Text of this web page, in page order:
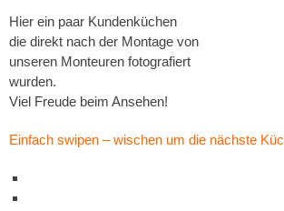
Hier ein paar Kundenküchen
die direkt nach der Montage von
unseren Monteuren fotografiert
wurden.
Viel Freude beim Ansehen!
Einfach swipen – wischen um die nächste